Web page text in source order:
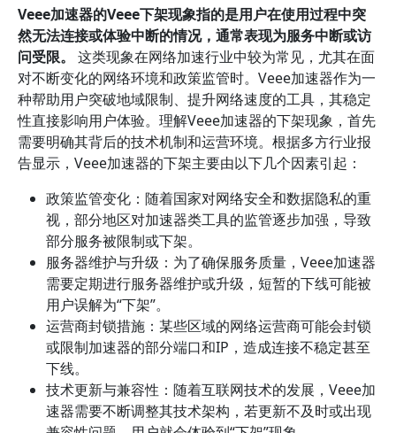
Veee加速器的Veee下架现象指的是用户在使用过程中突
然无法连接或体验中断的情况，通常表现为服务中断或访
问受限。
这类现象在网络加速行业中较为常见，尤其在面
对不断变化的网络环境和政策监管时。Veee加速器作为一
种帮助用户突破地域限制、提升网络速度的工具，其稳定
性直接影响用户体验。理解Veee加速器的下架现象，首先
需要明确其背后的技术机制和运营环境。根据多方行业报
告显示，Veee加速器的下架主要由以下几个因素引起：
政策监管变化：随着国家对网络安全和数据隐私的重
视，部分地区对加速器类工具的监管逐步加强，导致
部分服务被限制或下架。
服务器维护与升级：为了确保服务质量，Veee加速器
需要定期进行服务器维护或升级，短暂的下线可能被
用户误解为“下架”。
运营商封锁措施：某些区域的网络运营商可能会封锁
或限制加速器的部分端口和IP，造成连接不稳定甚至
下线。
技术更新与兼容性：随着互联网技术的发展，Veee加
速器需要不断调整其技术架构，若更新不及时或出现